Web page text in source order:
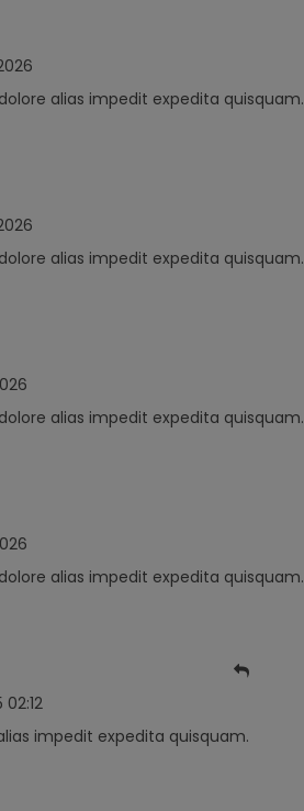
alias impedit expedita quisquam.
alias impedit expedita quisquam.
alias impedit expedita quisquam.
alias impedit expedita quisquam.
impedit expedita quisquam.